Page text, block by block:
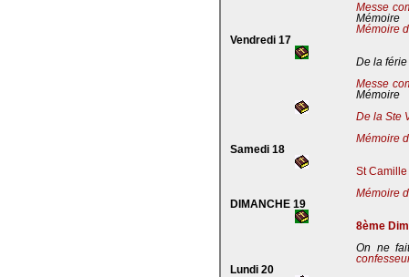
Messe
Mémoire
Mémoire
Vendredi 17
De la férie
Messe
Mémoire
De la Ste
Mémoire
Samedi 18
St
Mémoire
DIMANCHE 19
8ème
On ne
Lundi 20